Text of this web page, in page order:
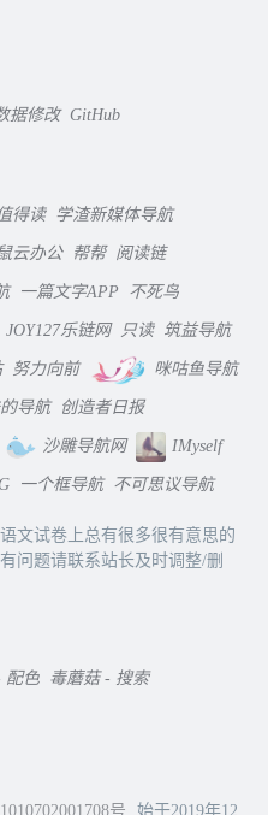
据修改 GitHub
得读 学渣新媒体导航
云办公 帮帮 阅读链
一篇文字APP 不死鸟
JOY127乐链网 只读 筑益导航
努力向前 咪咕鱼导航
导航 创造者日报
沙雕导航网 IMyself
一个框导航 不可思议导航
文试卷上总有很多很有意思的
问题请联系站长及时调整/删
配色 毒蘑菇 - 搜索
号 始于2019年12